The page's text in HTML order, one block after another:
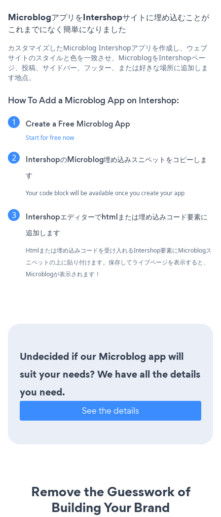
MicroblogアプリをIntershopサイトに埋め込むことが
これまでになく簡単になりました
カスタマイズしたMicroblog Intershopアプリを作成し、ウェブ
サイトのスタイルと色を一致させ、MicroblogをIntershopペー
ジ、投稿、サイドバー、フッター、または好きな場所に追加しま
す地点。
How To Add a Microblog App on Intershop:
Create a Free Microblog App
Start for free now
IntershopのMicroblog埋め込みスニペットをコピーしま
す
Your code block will be available once you create your app
Intershopエディターでhtmlまたは埋め込みコード要素に
追加します
Htmlまたは埋め込みコードを受け入れるIntershop要素にMicroblogス
ニペットの上に貼り付けます。保存してライブページを表示すると、
Microblogが表示されます！
Undecided if our Microblog app will
suit your needs? We have all the details
you need.
See the details
Remove the Guesswork of
Building Your Brand